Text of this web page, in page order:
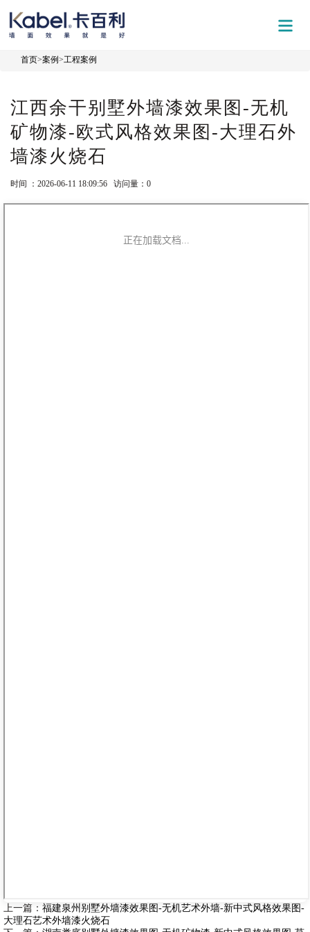
首页>案例>工程案例
江西余干别墅外墙漆效果图-无机
矿物漆-欧式风格效果图-大理石外
墙漆火烧石
时间 ：2026-06-11 18:09:56 访问量： 0
上一篇： 福建泉州别墅外墙漆效果图-无机艺术外墙-新中式风格效果图-
大理石艺术外墙漆火烧石